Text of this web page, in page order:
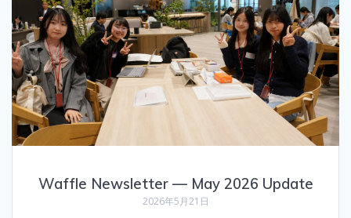
Waffle Newsletter — May 2026 Update
2026年5月21日